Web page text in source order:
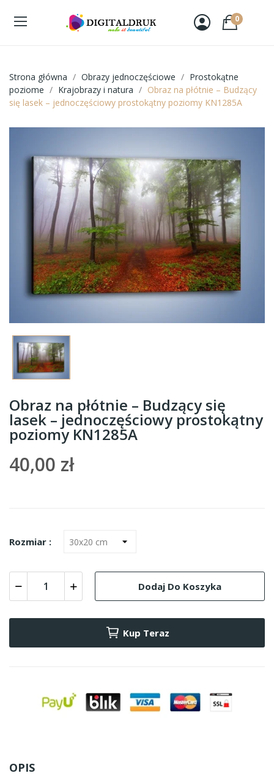
0
Strona główna Obrazy jednoczęściowe
Prostokątne
poziome
Krajobrazy i natura
Obraz na płótnie – Budzący
się lasek – jednoczęściowy prostokątny poziomy KN1285A
Obraz na płótnie – Budzący się
lasek – jednoczęściowy prostokątny
poziomy KN1285A
40,00 zł
Rozmiar :
Dodaj Do Koszyka
Kup Teraz
OPIS